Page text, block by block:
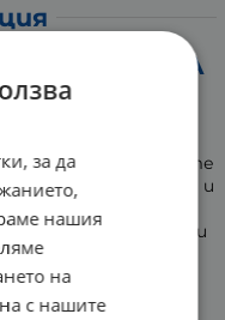
Б.
фундаменталните
от епохата и
и митове по
търси отговори
начина, по който
на нашите
за да
нашия
на
с нашите